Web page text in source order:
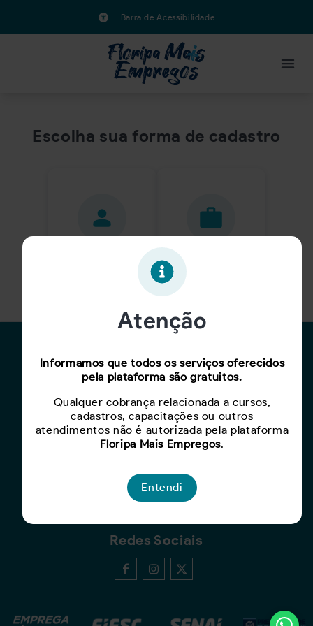
Barra de Acessibilidade
Escolha sua forma de cadastro
Empresa
Busca de Oportunidades
Cadastro de Currículo
Capacite-se
Para Empresas
Criar Oportunidade
Busca de Currículos
Redes Sociais
Atenção
Informamos que todos os serviços oferecidos
pela plataforma são gratuitos.
Qualquer cobrança relacionada a cursos,
cadastros, capacitações ou outros
atendimentos não é autorizada pela plataforma
Floripa Mais Empregos.
Entendi